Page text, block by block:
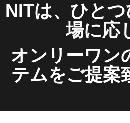
NITは、ひと
場に応
オンリーワン
テムをご提案